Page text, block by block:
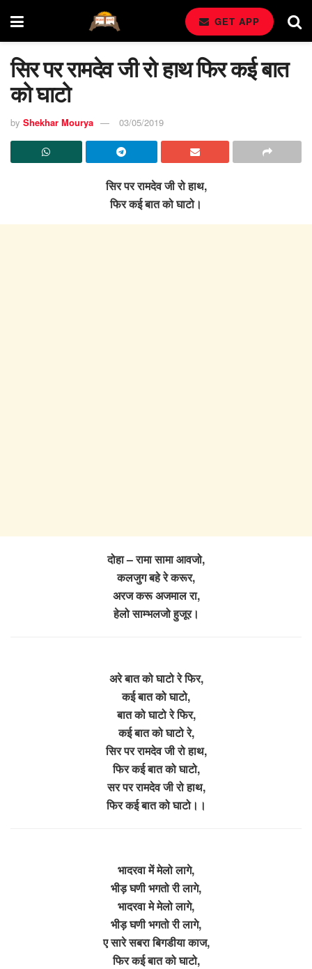
GET APP
सिर पर रामदेव जी रो हाथ फिर कई बात
को घाटो
by Shekhar Mourya 03/05/2019
सिर पर रामदेव जी रो हाथ,
फिर कई बात को घाटो।
दोहा – रामा सामा आवजो,
कलजुग बहे रे करूर,
अरज करू अजमाल रा,
हेलो साम्भलजो हुजूर।
अरे बात को घाटो रे फिर,
कई बात को घाटो,
बात को घाटो रे फिर,
कई बात को घाटो रे,
सिर पर रामदेव जी रो हाथ,
फिर कई बात को घाटो,
सर पर रामदेव जी रो हाथ,
फिर कई बात को घाटो।।
भादरवा में मेलो लागे,
भीड़ घणी भगतो री लागे,
भादरवा मे मेलो लागे,
भीड़ घणी भगतो री लागे,
ए सारे सबरा बिगडीया काज,
फिर कई बात को घाटो,